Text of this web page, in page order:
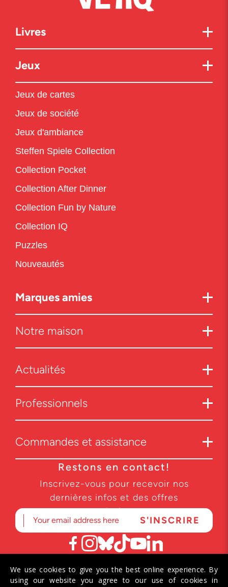
Livres
Jeux
Jeux de cartes
Jeux de société
Jeux d'ambiance
Steffen Spiele Collection
Collection Pocket
Collection After Dinner
Collection Fun by Nature
Collection IQ
Puzzles
Nouveautés
Marques amies
Notre maison
Actualités
Professionnels
Commandes et assistance
Restons en contact!
Inscrivez-vous pour recevoir nos
dernières infos et des offres
exclusives.
© 2026 Helvetiq SA. Tous droits réservés.
We use cookies to give you the best online experience. By
using our website you agree to our use of cookies in